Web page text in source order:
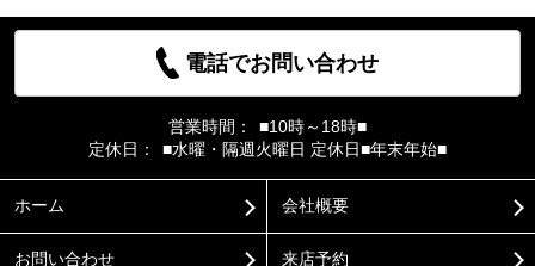
電話でお問い合わせ
営業時間：
■10時～18時■
定休日：
■水曜・隔週火曜日 定休日■年末年始■
ホーム 会社概要
お問い合わせ 来店予約